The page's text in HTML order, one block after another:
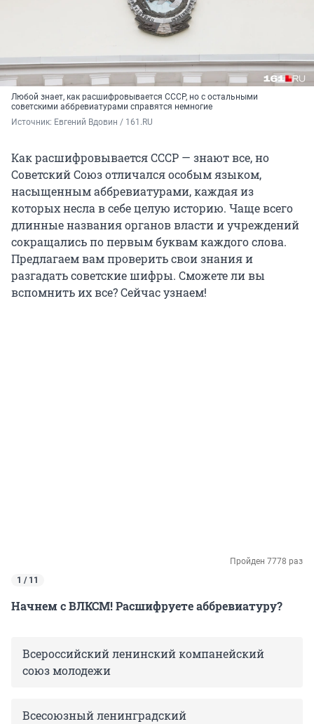
Любой знает, как расшифровывается СССР, но с остальными
советскими аббревиатурами справятся немногие
Источник: Евгений Вдовин / 161.RU
Как расшифровывается СССР — знают все, но
Советский Союз отличался особым языком,
насыщенным аббревиатурами, каждая из
которых несла в себе целую историю. Чаще всего
длинные названия органов власти и учреждений
сокращались по первым буквам каждого слова.
Предлагаем вам проверить свои знания и
разгадать советские шифры. Сможете ли вы
вспомнить их все? Сейчас узнаем!
Пройден 7778 раз
1 / 11
Начнем с ВЛКСМ! Расшифруете аббревиатуру?
Всероссийский ленинский компанейский
союз молодежи
Всесоюзный ленинградский